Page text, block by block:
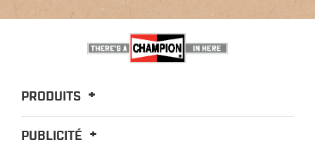
PRODUITS
PUBLICITÉ